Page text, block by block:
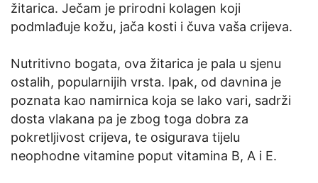
žitarica. Ječam je prirodni kolagen koji
podmlađuje kožu, jača kosti i čuva vaša crijeva.
Nutritivno bogata, ova žitarica je pala u sjenu
ostalih, popularnijih vrsta. Ipak, od davnina je
poznata kao namirnica koja se lako vari, sadrži
dosta vlakana pa je zbog toga dobra za
pokretljivost crijeva, te osigurava tijelu
neophodne vitamine poput vitamina B, A i E.